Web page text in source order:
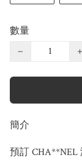
數量
−
+
簡介
預訂 CHA**NEL